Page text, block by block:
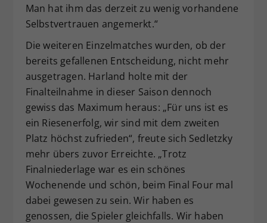
Man hat ihm das derzeit zu wenig vorhandene
Selbstvertrauen angemerkt.“
Die weiteren Einzelmatches wurden, ob der
bereits gefallenen Entscheidung, nicht mehr
ausgetragen. Harland holte mit der
Finalteilnahme in dieser Saison dennoch
gewiss das Maximum heraus: „Für uns ist es
ein Riesenerfolg, wir sind mit dem zweiten
Platz höchst zufrieden“, freute sich Sedletzky
mehr übers zuvor Erreichte. „Trotz
Finalniederlage war es ein schönes
Wochenende und schön, beim Final Four mal
dabei gewesen zu sein. Wir haben es
genossen, die Spieler gleichfalls. Wir haben